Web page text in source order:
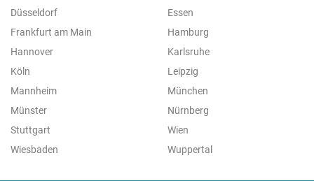
Düsseldorf
Essen
Frankfurt am Main
Hamburg
Hannover
Karlsruhe
Köln
Leipzig
Mannheim
München
Münster
Nürnberg
Stuttgart
Wien
Wiesbaden
Wuppertal